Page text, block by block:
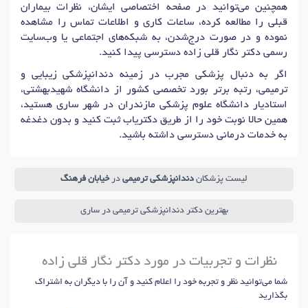
همچنین می‌توانید در صفحه اختصاصی ایشان، نظرات بیماران
قبلی را مطالعه کرده، ساعات کاری و اطلاعات تماس را مشاهده
نموده و در صورت درج‌شدن، به شبکه‌های اجتماعی یا وب‌سایت
رسمی دکتر نگار قلی زاده دسترسی پیدا کنید.
اگر به دنبال پزشکی مجرب در زمینه دندانپزشکی زیبایی و
ترمیمی، رتبه برتر بورد تخصصی کشور از دانشگاه شهیدبهشتی،
استادیار دانشگاه علوم پزشکی مازندران در شهر ساری هستید،
همین حالا نوبت خود را از طریق دکتریاب ثبت کنید و بدون دغدغه
به خدمات درمانی دسترسی داشته باشید.
لیست پزشکان دندانپزشکی ترمیمی درخیابان فرهنگ
بهترین دکتر دندانپزشکی ترمیمی در ساری
نظرات و تجربیات در مورد دکتر نگار قلی زاده
شما می‌توانید نظر و تجربه خود را اعلام کنید و آن را با دیگران به اشتراک
بگذارید